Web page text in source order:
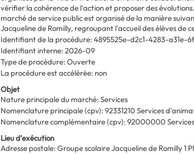
vérifier la cohérence de l'action et proposer des
marché de service public est organisé de la manière
Jacqueline de Romilly, regroupant l'accueil des élèves de
Identifiant de la procédure: 4895525e-d2c1-4283-a31e-
Identifiant interne: 2026-09
Type de procédure: Ouverte
La procédure est accélérée: non
Objet
Nature principale du marché: Services
Nomenclature principale(cpv): 92331210 Services
Nomenclature complémentaire(cpv): 92000000
Lieu d’exécution
Adresse postale: Groupe scolaire Jacqueline de Romilly 1